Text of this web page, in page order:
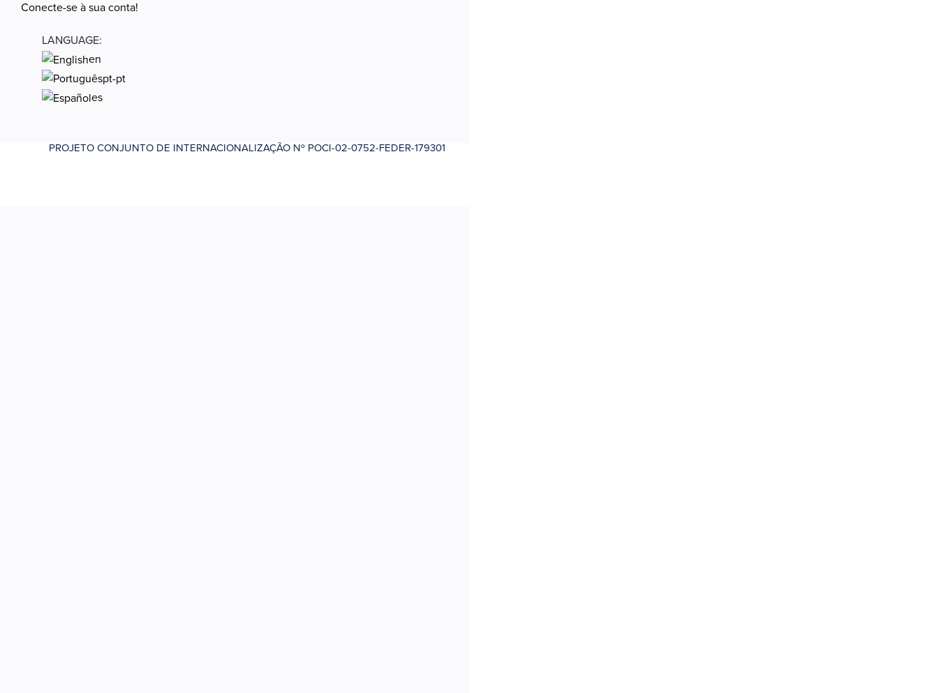
Conecte-se à sua conta!
LANGUAGE:
en
pt-pt
es
PROJETO CONJUNTO DE INTERNACIONALIZAÇÃO Nº POCI-02-0752-FEDER-179301